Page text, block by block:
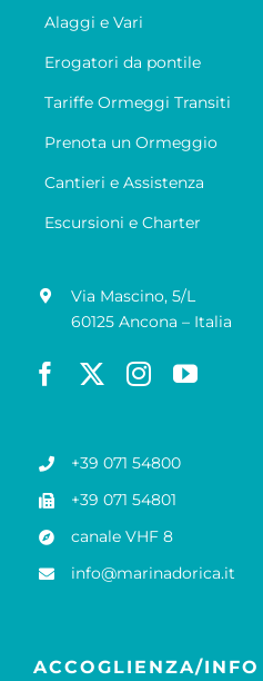
Alaggi e Vari
Erogatori da pontile
Tariffe Ormeggi Transiti
Prenota un Ormeggio
Cantieri e Assistenza
Escursioni e Charter
Via Mascino, 5/L
60125 Ancona – Italia
+39 071 54800
+39 071 54801
canale VHF 8
info@marinadorica.it
ACCOGLIENZA/INFO